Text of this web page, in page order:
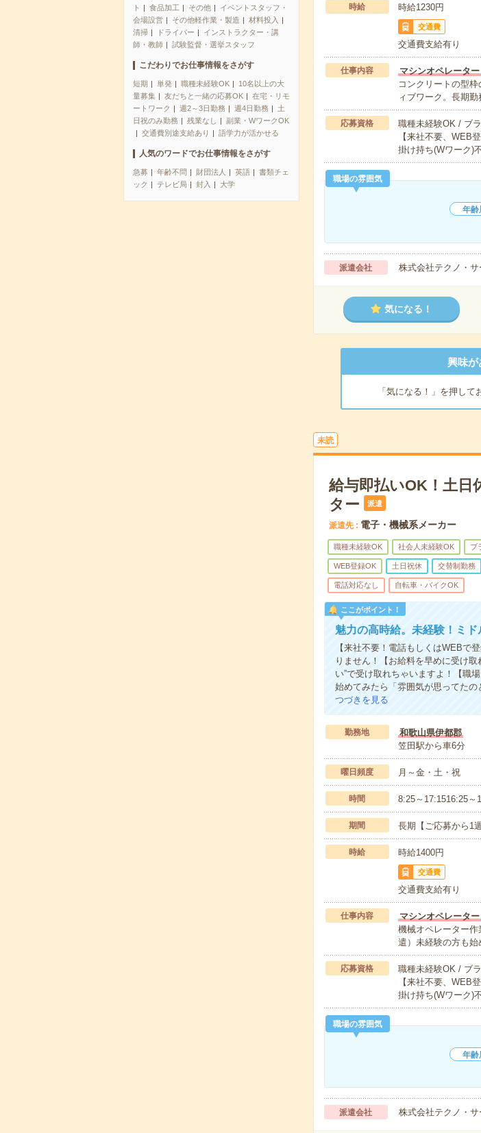
ト
食品加工 その他
イベントスタッフ・
会場設営
その他軽作業・製造
材料投入
清掃
ドライバー
インストラクター・講
師・教師
試験監督・選挙スタッフ
こだわりでお仕事情報をさがす
短期 単発 職種未経験OK
10名以上の大
量募集
友だちと一緒の応募OK
在宅・リモ
ートワーク
週2～3日勤務 週4日勤務
土
日祝のみ勤務
残業なし
副業・WワークOK
交通費別途支給あり
語学力が活かせる
人気のワードでお仕事情報をさがす
急募 年齢不問 財団法人 英語
書類チェ
ック
テレビ局 封入 大学
時給 時給1230円
交通費
交通費支給有り
仕事内容
マシンオペレーター
コンクリートの型
ィブワーク。長期
応募資格
職種未経験OK / ブ
【来社不要、WEB
掛け持ち(Wワーク)
職場の雰囲気
年齢
派遣会社 株式会社テクノ・サ
気になる！
興味が
「気になる！」を押して
未読
給与即払いOK！土日
ター
派遣
派遣先 電子・機械系メーカー
職種未経験OK 社会人未経験OK ブ
WEB登録OK 土日祝休 交替制勤務
電話対応なし 自転車・バイクOK
ここがポイント！
魅力の高時給。未経験！ミ
【来社不要！電話もしくはWEB
りません！【お給料を早めに受け
い”で受け取れちゃいますよ！【職
始めてみたら「雰囲気が思ってた
つづきを見る
勤務地
和歌山県伊都郡
笠田駅から車6分
曜日頻度 月～金・土・祝
時間 8:25～17:1516:25～
期間 長期【ご応募から1
時給 時給1400円
交通費
交通費支給有り
仕事内容
マシンオペレーター
機械オペレーター
遣）未経験の方も始
応募資格
職種未経験OK / ブ
【来社不要、WEB
掛け持ち(Wワーク)
職場の雰囲気
年齢
派遣会社 株式会社テクノ・サ